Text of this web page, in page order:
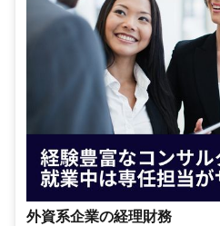
外資系企業の経理財務